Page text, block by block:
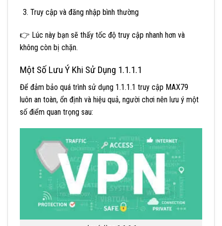
Truy cập và đăng nhập bình thường
👉 Lúc này bạn sẽ thấy tốc độ truy cập nhanh hơn và
không còn bị chặn.
Một Số Lưu Ý Khi Sử Dụng 1.1.1.1
Để đảm bảo quá trình sử dụng 1.1.1.1 truy cập MAX79
luôn an toàn, ổn định và hiệu quả, người chơi nên lưu ý một
số điểm quan trọng sau: